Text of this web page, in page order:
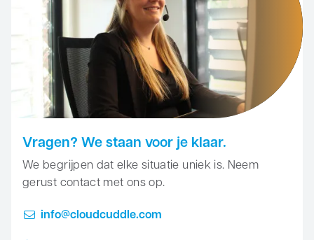
Vragen? We staan voor je klaar.
We begrijpen dat elke situatie uniek is. Neem
gerust contact met ons op.
info@cloudcuddle.com